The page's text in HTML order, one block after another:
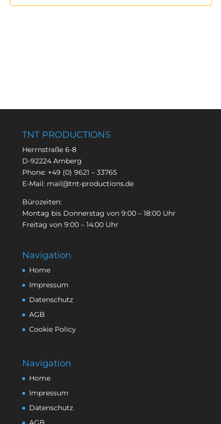
TNT PRODUCTIONS
Herrnstraße 6-8
D-92224 Amberg
Phone: +49 (0) 9621 – 33765
E-Mail: mail@tnt-productions.de
Bürozeiten:
Montag bis Donnerstag von 9:00 – 18:00 Uhr
Freitag von 9:00 – 14:00 Uhr
Navigation
Home
Impressum
Datenschutz
AGB
Cookie Policy
Navigation
Home
Impressum
Datenschutz